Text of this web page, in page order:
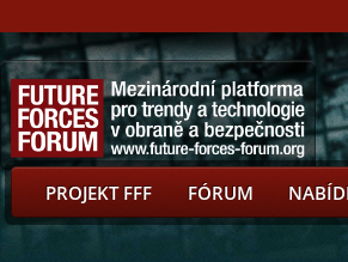
PROJEKT FFF FÓRUM